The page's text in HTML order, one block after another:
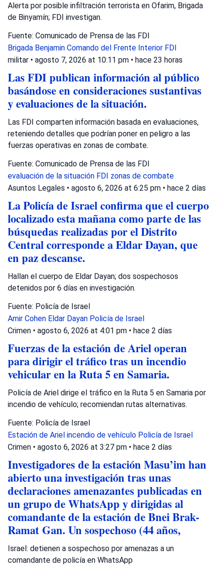
Alerta por posible infiltración terrorista en Ofarim, Brigada
de Binyamín; FDI investigan.
Fuente: Comunicado de Prensa de las FDI
Brigada Benjamin Comando del Frente Interior FDI
militar • agosto 7, 2026 at 10:11 pm • hace 23 horas
Las FDI publican información al público
basándose en consideraciones sustantivas
y evaluaciones de la situación.
Las FDI comparten información basada en evaluaciones,
reteniendo detalles que podrían poner en peligro a las
fuerzas operativas en zonas de combate.
Fuente: Comunicado de Prensa de las FDI
evaluación de la situación FDI zonas de combate
Asuntos Legales • agosto 6, 2026 at 6:25 pm • hace 2 días
La Policía de Israel confirma que el cuerpo
localizado esta mañana como parte de las
búsquedas realizadas por el Distrito
Central corresponde a Eldar Dayan, que
en paz descanse.
Hallan el cuerpo de Eldar Dayan; dos sospechosos
detenidos por 6 días en investigación.
Fuente: Policía de Israel
Amir Cohen Eldar Dayan Policía de Israel
Crimen • agosto 6, 2026 at 4:01 pm • hace 2 días
Fuerzas de la estación de Ariel operan
para dirigir el tráfico tras un incendio
vehicular en la Ruta 5 en Samaria.
Policía de Ariel dirige el tráfico en la Ruta 5 en Samaria por
incendio de vehículo; recomiendan rutas alternativas.
Fuente: Policía de Israel
Estación de Ariel incendio de vehículo Policía de Israel
Crimen • agosto 6, 2026 at 3:27 pm • hace 2 días
Investigadores de la estación Masu’im han
abierto una investigación tras unas
declaraciones amenazantes publicadas en
un grupo de WhatsApp y dirigidas al
comandante de la estación de Bnei Brak-
Ramat Gan. Un sospechoso (44 años,
Israel: detienen a sospechoso por amenazas a un
comandante de policía en WhatsApp